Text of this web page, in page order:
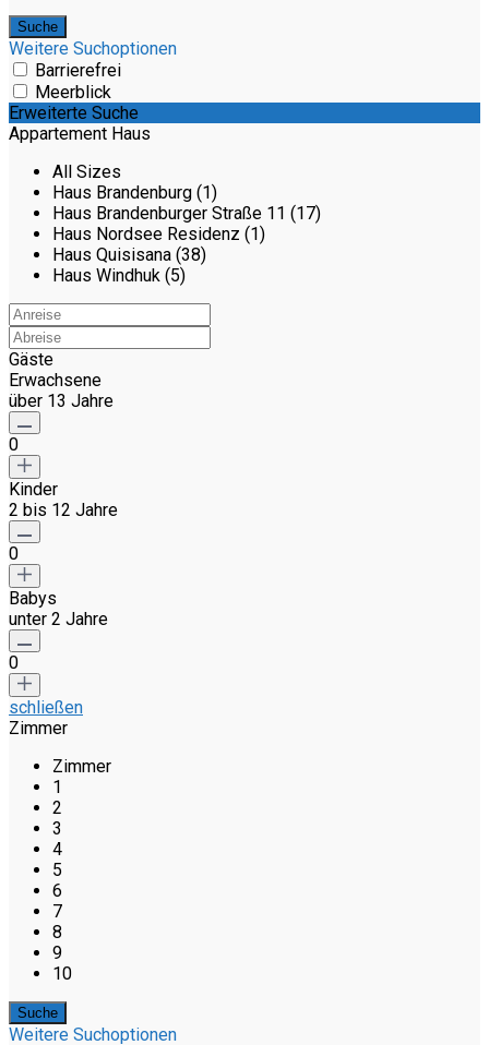
Weitere Suchoptionen
Barrierefrei
Meerblick
Erweiterte Suche
Appartement Haus
All Sizes
Haus Brandenburg (1)
Haus Brandenburger Straße 11 (17)
Haus Nordsee Residenz (1)
Haus Quisisana (38)
Haus Windhuk (5)
Gäste
Erwachsene
über 13 Jahre
0
Kinder
2 bis 12 Jahre
0
Babys
unter 2 Jahre
0
schließen
Zimmer
Zimmer
1
2
3
4
5
6
7
8
9
10
Weitere Suchoptionen